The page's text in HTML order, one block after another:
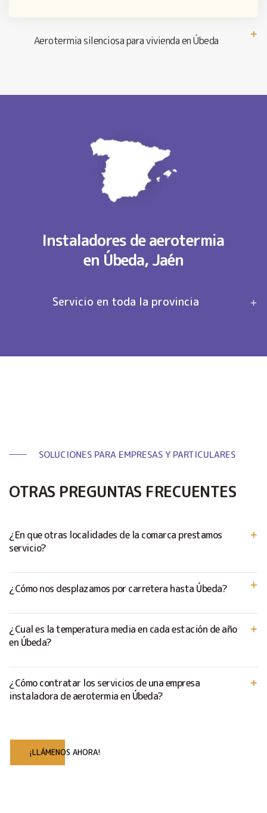
Aerotermia silenciosa para vivienda en Úbeda
Instaladores de aerotermia
en Úbeda, Jaén
Servicio en toda la provincia
SOLUCIONES PARA EMPRESAS Y PARTICULARES
OTRAS PREGUNTAS FRECUENTES
¿En que otras localidades de la comarca prestamos
servicio?
¿Cómo nos desplazamos por carretera hasta Úbeda?
¿Cual es la temperatura media en cada estación de año
en Úbeda?
¿Cómo contratar los servicios de una empresa
instaladora de aerotermia en Úbeda?
¡LLÁMENOS AHORA!